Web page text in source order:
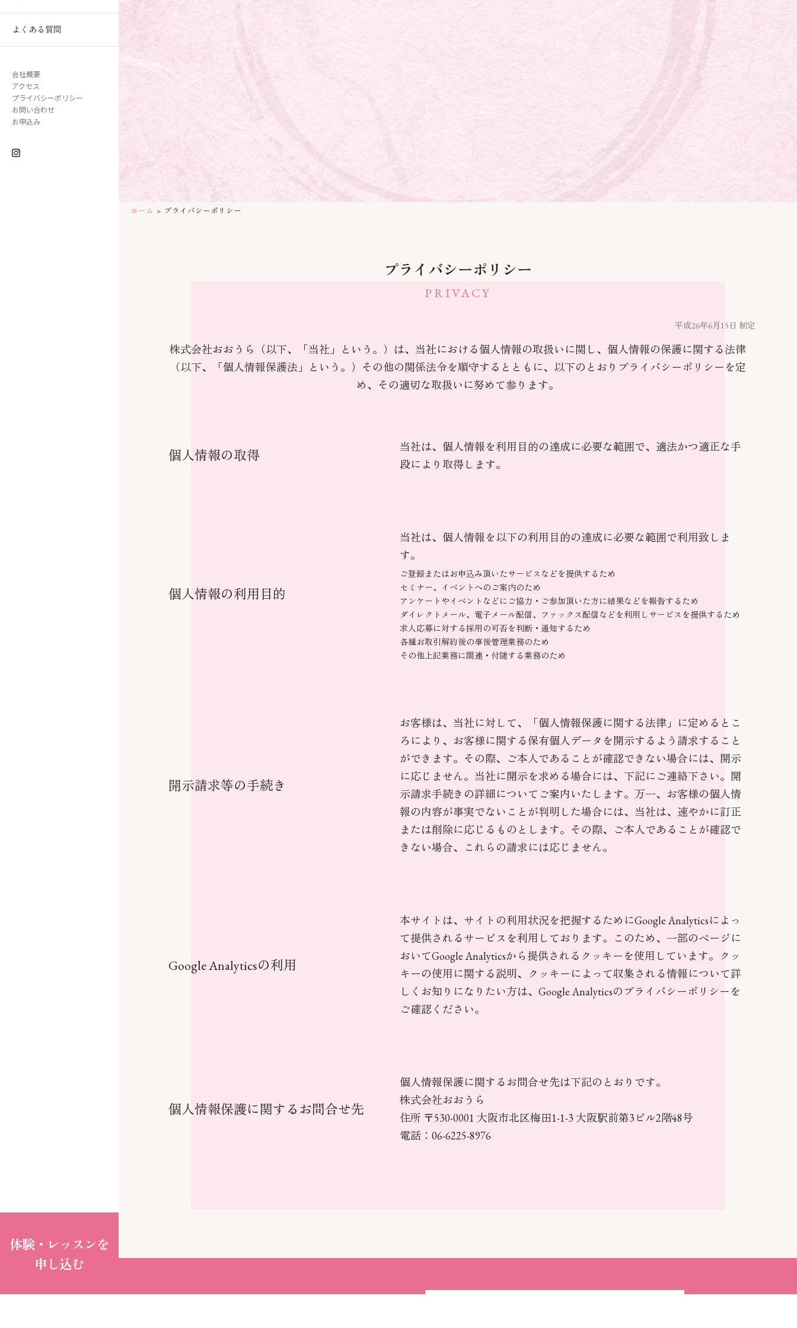
よくある質問
会社概要
アクセス
プライバシーポリシー
お問い合わせ
お申込み
体験・レッスンを
申し込む
ホーム > プライバシーポリシー
プライバシーポリシー
PRIVACY
平成26年6月15日 制定
株式会社おおうら（以下、「当社」という。）は、当社における個人情報の取扱いに関し、個人情報の保護に関する法律
（以下、「個人情報保護法」という。）その他の関係法令を順守するとともに、以下のとおりプライバシーポリシーを定
め、その適切な取扱いに努めて参ります。
個人情報の取得
当社は、個人情報を利用目的の達成に必要な範囲で、適法かつ適正な手
段により取得します。
個人情報の利用目的
当社は、個人情報を以下の利用目的の達成に必要な範囲で利用致しま
す。
ご登録またはお申込み頂いたサービスなどを提供するため
セミナー、イベントへのご案内のため
アンケートやイベントなどにご協力・ご参加頂いた方に結果などを報告するため
ダイレクトメール、電子メール配信、ファックス配信などを利用しサービスを提供するため
求人応募に対する採用の可否を判断・通知するため
各種お取引解約後の事後管理業務のため
その他上記業務に関連・付随する業務のため
開示請求等の手続き
お客様は、当社に対して、「個人情報保護に関する法律」に定めるとこ
ろにより、お客様に関する保有個人データを開示するよう請求すること
ができます。その際、ご本人であることが確認できない場合には、開示
に応じません。当社に開示を求める場合には、下記にご連絡下さい。開
示請求手続きの詳細についてご案内いたします。万一、お客様の個人情
報の内容が事実でないことが判明した場合には、当社は、速やかに訂正
または削除に応じるものとします。その際、ご本人であることが確認で
きない場合、これらの請求には応じません。
Google Analyticsの利用
本サイトは、サイトの利用状況を把握するためにGoogle Analyticsによっ
て提供されるサービスを利用しております。このため、一部のページに
おいてGoogle Analyticsから提供されるクッキーを使用しています。クッ
キーの使用に関する説明、クッキーによって収集される情報について詳
しくお知りになりたい方は、Google Analyticsのプライバシーポリシーを
ご確認ください。
個人情報保護に関するお問合せ先
個人情報保護に関するお問合せ先は下記のとおりです。
株式会社おおうら
住所 〒530-0001 大阪市北区梅田1-1-3 大阪駅前第3ビル2階48号
電話：06-6225-8976